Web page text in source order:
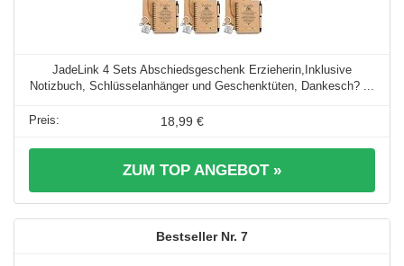
JadeLink 4 Sets Abschiedsgeschenk Erzieherin,Inklusive
Notizbuch, Schlüsselanhänger und Geschenktüten, Dankesch? ...
18,99 €
ZUM TOP ANGEBOT »
7